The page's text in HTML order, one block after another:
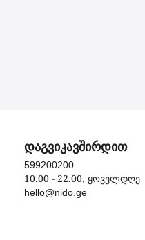
დაგვიკავშირდით
599200200
10.00 - 22.00, ყოველდღე
hello@nido.ge